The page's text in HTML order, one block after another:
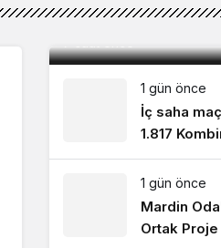
Vefat: Burhan Tutal
1 gün önce
İç saha
1.817
bekliyor!
1 gün önce
Mardin
Ortak